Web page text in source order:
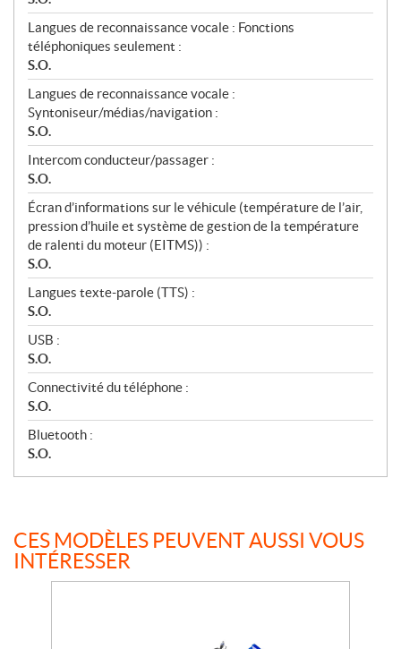
Langues de reconnaissance vocale : Fonctions
téléphoniques seulement :
S.O.
Langues de reconnaissance vocale :
Syntoniseur/médias/navigation :
S.O.
Intercom conducteur/passager :
S.O.
Écran d’informations sur le véhicule (température de l’air,
pression d’huile et système de gestion de la température
de ralenti du moteur (EITMS)) :
S.O.
Langues texte-parole (TTS) :
S.O.
USB :
S.O.
Connectivité du téléphone :
S.O.
Bluetooth :
S.O.
CES MODÈLES PEUVENT AUSSI VOUS
INTÉRESSER